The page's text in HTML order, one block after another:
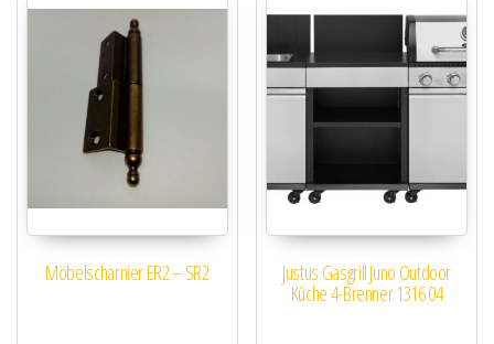
Möbelscharnier ER2 – SR2 Justus Gasgrill Juno Outdoor
Küche 4-Brenner 1316 04